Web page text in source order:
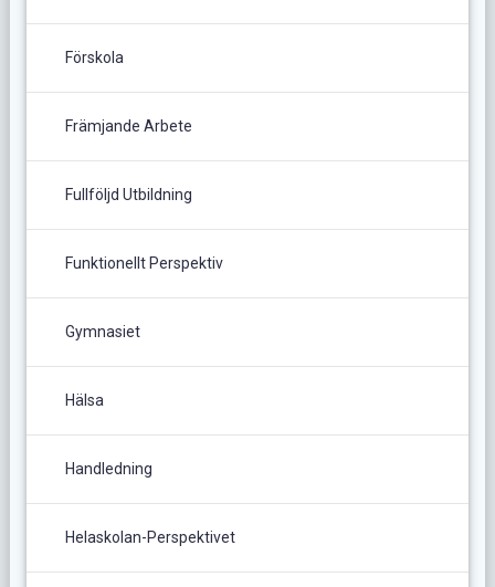
Förskola
Främjande Arbete
Fullföljd Utbildning
Funktionellt Perspektiv
Gymnasiet
Hälsa
Handledning
Helaskolan-Perspektivet